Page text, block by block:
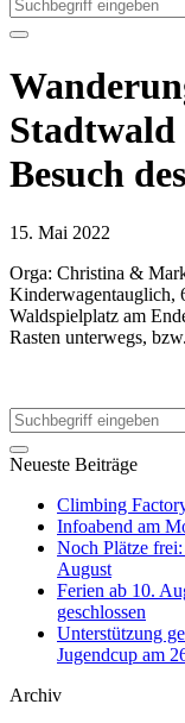
Stadtwald
Besuch
15. Mai 2022
Orga: Christina &
Kinderwagentauglich,
Waldspielplatz am
Rasten unterwegs,
Neueste Beiträge
Climbing
Infoabend am
Noch Plätze
August
Ferien ab 10.
geschlossen
Unterstützung
Jugendcup am
Archiv